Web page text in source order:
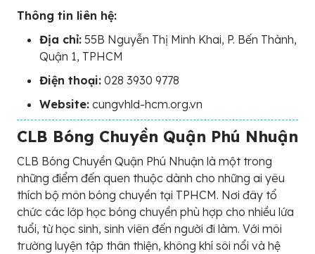
Thông tin liên hệ:
Địa chỉ: 55B Nguyễn Thị Minh Khai, P. Bến Thành,
Quận 1, TPHCM
Điện thoại: 028 3930 9778
Website: cungvhld-hcm.org.vn
CLB Bóng Chuyền Quận Phú Nhuận
CLB Bóng Chuyền Quận Phú Nhuận là một trong
những điểm đến quen thuộc dành cho những ai yêu
thích bộ môn bóng chuyền tại TPHCM. Nơi đây tổ
chức các lớp học bóng chuyền phù hợp cho nhiều lứa
tuổi, từ học sinh, sinh viên đến người đi làm. Với môi
trường luyện tập thân thiện, không khí sôi nổi và hệ